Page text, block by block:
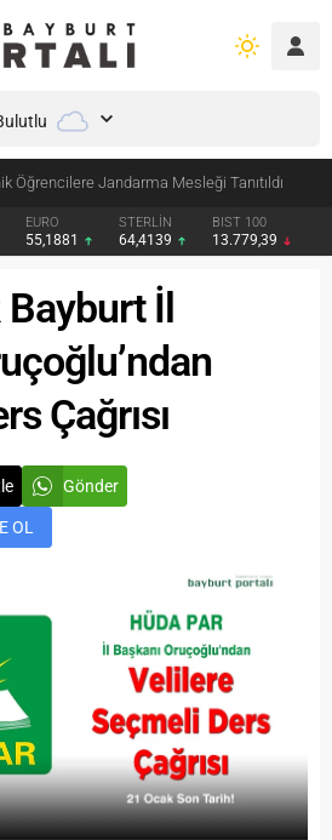
Öğrencilere Jandarma Mesleği Tanıtıldı
EURO
55,1881
STERLİN
64,4139
BIST 100
13.779,39
İl
Çağrısı
Gönder
OL